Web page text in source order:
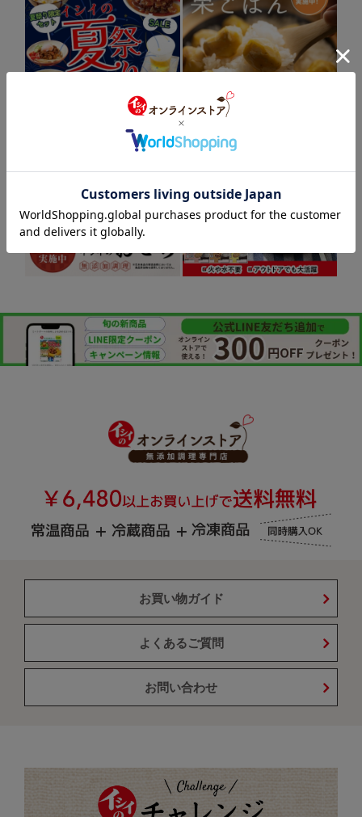
お買い物ガイド
よくあるご質問
お問い合わせ